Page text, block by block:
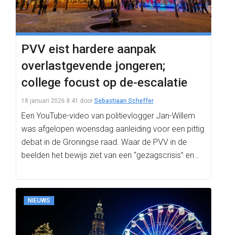
PVV eist hardere aanpak
overlastgevende jongeren;
college focust op de-escalatie
18 januari 2026 8:41 door Sebastiaan Scheffer
Een YouTube-video van politievlogger Jan-Willem
was afgelopen woensdag aanleiding voor een pittig
debat in de Groningse raad. Waar de PVV in de
beelden het bewijs ziet van een “gezagscrisis” en…
NIEUWS